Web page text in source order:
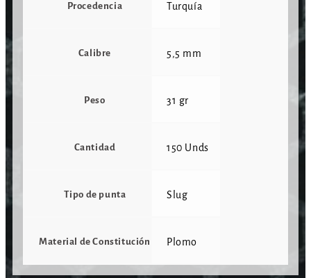
Procedencia Turquía
Calibre 5,5 mm
Peso 31 gr
Cantidad 150 Unds
Tipo de punta Slug
Material de Constitución Plomo